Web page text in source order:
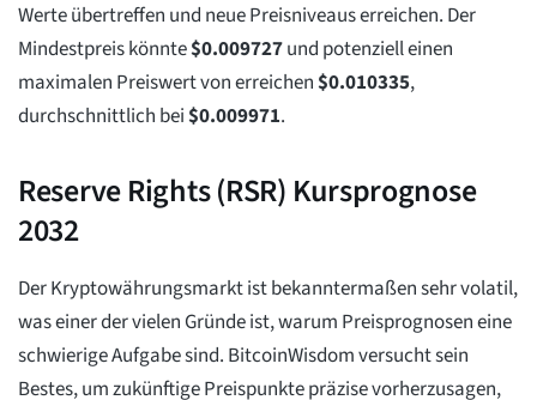
Werte übertreffen und neue Preisniveaus erreichen. Der
Mindestpreis könnte$0.009727und potenziell einen
maximalen Preiswert von erreichen$0.010335,
durchschnittlich bei$0.009971.
Reserve Rights (RSR) Kursprognose
2032
Der Kryptowährungsmarkt ist bekanntermaßen sehr volatil,
was einer der vielen Gründe ist, warum Preisprognosen eine
schwierige Aufgabe sind. BitcoinWisdom versucht sein
Bestes, um zukünftige Preispunkte präzise vorherzusagen,